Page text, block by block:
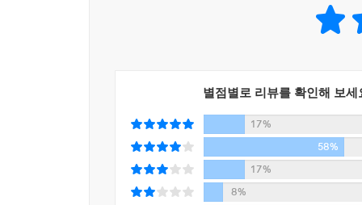
별점별로 리뷰를 확인해 보세
17%
58%
17%
8%